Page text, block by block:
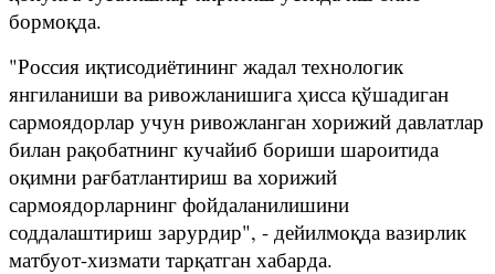
бормоқда.
"Россия иқтисодиётининг жадал технологик
янгиланиши ва ривожланишига ҳисса қўшадиган
сармоядорлар учун ривожланган хорижий давлатлар
билан рақобатнинг кучайиб бориши шароитида
оқимни рағбатлантириш ва хорижий
сармоядорларнинг фойдаланилишини
соддалаштириш зарурдир", - дейилмоқда вазирлик
матбуот-хизмати тарқатган хабарда.